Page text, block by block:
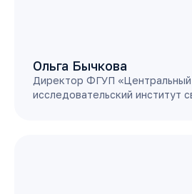
Ольга Бычкова
Директор ФГУП «Центральный
исследовательский институт